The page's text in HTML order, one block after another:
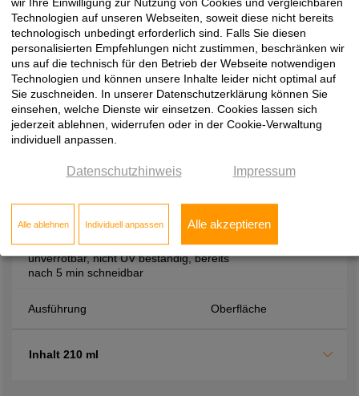
hohes Raumgewicht, beständig gegen
Verrottung, Wärme, Wasser und viele
Chemikalien
Ausführung Oberfläche
Inhalt 400 ml
Zargen, treibgasfrei, PCB und
formaldhydfrei, Alterungsbeständig,
unverrotbar, nicht UV beständig, bereits
nach 5 min schneidbar
Ausführung Oberfläche
Inhalt 210 ml
wir Ihre Einwilligung zur Nutzung von Cookies und vergleichbaren
Technologien auf unseren Webseiten, soweit diese nicht bereits
technologisch unbedingt erforderlich sind. Falls Sie diesen
personalisierten Empfehlungen nicht zustimmen, beschränken wir
uns auf die technisch für den Betrieb der Webseite notwendigen
Technologien und können unsere Inhalte leider nicht optimal auf
Sie zuschneiden. In unserer Datenschutzerklärung können Sie
einsehen, welche Dienste wir einsetzen. Cookies lassen sich
jederzeit ablehnen, widerrufen oder in der Cookie-Verwaltung
individuell anpassen.
Datenschutzhinweis Impressum
Alle ablehnen Individuell anpassen Alle akzeptieren